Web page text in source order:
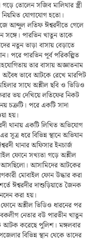
তোলেন সজিব মালিথার স্ত্রী
যোগাযোগ হতো।
আব্দুল লতিফ ঈশ্বরদীতে গেলে
পারভিন খাতুন তাকে
নতুন ভাড়া বাসায় বেড়াতে
পরে পারভিন পূর্ব পরিকল্পিত
তার বাসায় অজ্ঞাতনাম
ভাবে আটকে রেখে মারপিট
সাথে অশ্লীল ছবি ও ভিডিও
ভয় দেখিয়ে লতিফের নিকট
চক্রটি। পরে একটি সাদা
হয়।
থানায় একটি লিখিত অভিযোগ
ধরে বিভিন্ন স্থানে অভিযান
থানার অফিসার ইনচার্জ
ফোনে সখ্যতা গড়ে অশ্লীল
আসছিলো। আসামিদের আটকের
মোবাইল ফোন উদ্ধার করা
ঈশ্বরদীর দাশুড়িয়াতে জৈনক
করা হয়।
অশ্লীল ভিডিও ধারনের পর
নেতার বউ পারভীন খাতুন
আটক করেছে পুলিশ। মঙ্গলবার
বিভিন্ন স্থান থেকে তাদের